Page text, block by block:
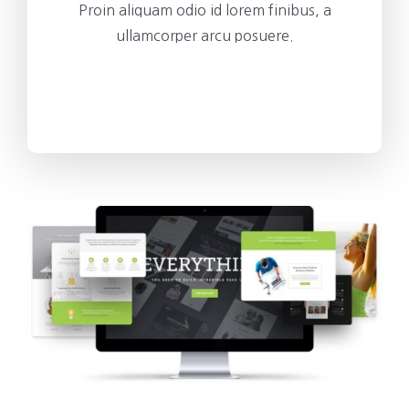
Proin aliquam odio id lorem finibus, a
ullamcorper arcu posuere.